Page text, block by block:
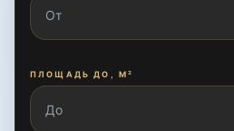
ПЛОЩАДЬ ДО, М²